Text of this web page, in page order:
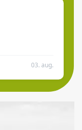
03. aug.